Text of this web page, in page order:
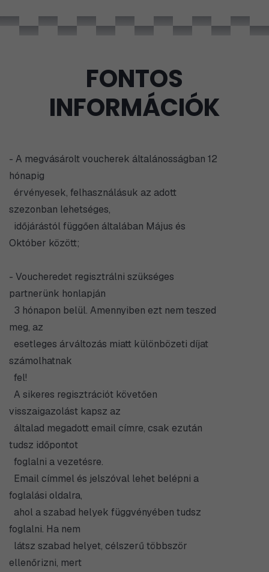
FONTOS
INFORMÁCIÓK
- A megvásárolt voucherek általánosságban 12
hónapig
érvényesek, felhasználásuk az adott
szezonban lehetséges,
időjárástól függően általában Május és
Október között;
- Voucheredet regisztrálni szükséges
partnerünk honlapján
3 hónapon belül. Amennyiben ezt nem teszed
meg, az
esetleges árváltozás miatt különbözeti díjat
számolhatnak
fel!
A sikeres regisztrációt követően
visszaigazolást kapsz az
általad megadott email címre, csak ezután
tudsz időpontot
foglalni a vezetésre.
Email címmel és jelszóval lehet belépni a
foglalási oldalra,
ahol a szabad helyek függvényében tudsz
foglalni. Ha nem
látsz szabad helyet, célszerű többször
ellenőrizni, mert